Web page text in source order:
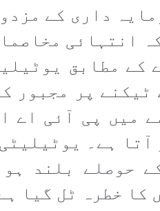
داری کے
انتہائی
کے مطابق
ٹیکنے پر مجبور
میں پی آئی اے
آتا ہے۔
کے حوصلے بلند
کا خطرہ ٹل گیا